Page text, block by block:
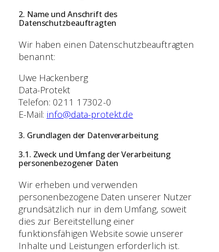
2. Name und Anschrift des
Datenschutzbeauftragten
Wir haben einen Datenschutzbeauftragten
benannt:
Uwe Hackenberg
Data-Protekt
Telefon: 0211 17302-0
E-Mail: info@data-protekt.de
3. Grundlagen der Datenverarbeitung
3.1. Zweck und Umfang der Verarbeitung
personenbezogener Daten
Wir erheben und verwenden
personenbezogene Daten unserer Nutzer
grundsätzlich nur in dem Umfang, soweit
dies zur Bereitstellung einer
funktionsfähigen Website sowie unserer
Inhalte und Leistungen erforderlich ist.